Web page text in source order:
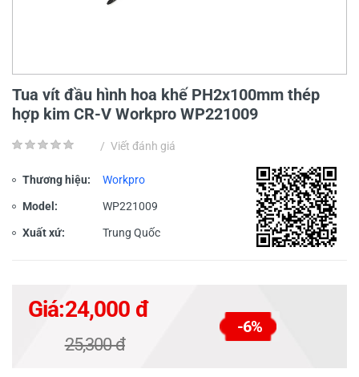
Tua vít đầu hình hoa khế PH2x100mm thép
hợp kim CR-V Workpro WP221009
/ Viết đánh giá
Thương hiệu: Workpro
Model: WP221009
Xuất xứ: Trung Quốc
Giá:24,000 đ
25,300 đ
-6%